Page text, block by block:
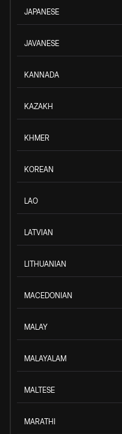
JAPANESE
JAVANESE
KANNADA
KAZAKH
KHMER
KOREAN
LAO
LATVIAN
LITHUANIAN
MACEDONIAN
MALAY
MALAYALAM
MALTESE
MARATHI